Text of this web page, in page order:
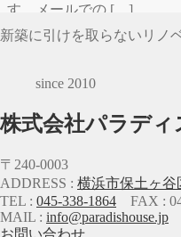
新築に引けを取らないリノ
since 2010
株式会社パラディ
〒240-0003
ADDRESS : 横浜市保土ヶ谷
TEL : 045-338-1864 FAX :
MAIL : info@paradishouse.jp
お問い合わせ
す。メールでの […]